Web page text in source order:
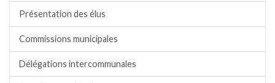
Présentation des élus
Commissions municipales
Délégations intercommunales